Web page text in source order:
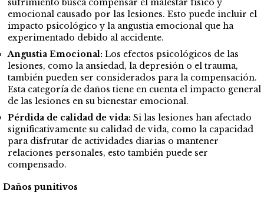
sufrimiento busca compensar el malestar físico y
emocional causado por las lesiones. Esto puede incluir el
impacto psicológico y la angustia emocional que ha
experimentado debido al accidente.
Angustia Emocional: Los efectos psicológicos de las
lesiones, como la ansiedad, la depresión o el trauma,
también pueden ser considerados para la compensación.
Esta categoría de daños tiene en cuenta el impacto general
de las lesiones en su bienestar emocional.
Pérdida de calidad de vida: Si las lesiones han afectado
significativamente su calidad de vida, como la capacidad
para disfrutar de actividades diarias o mantener
relaciones personales, esto también puede ser
compensado.
Daños punitivos